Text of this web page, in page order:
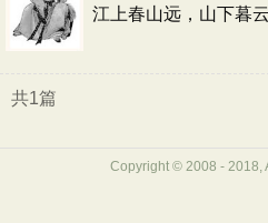
咏史怀古
宋词精选 小学古
初中文言文
江上春山远，山下暮
共1篇
Copyright © 2008 - 2018,